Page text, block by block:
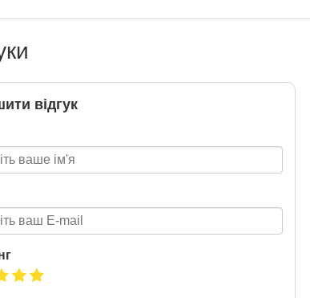
кожна
посилку
Кожна
шансів -
номером
win_bmw
посібниками видавництва Ранок
відгук